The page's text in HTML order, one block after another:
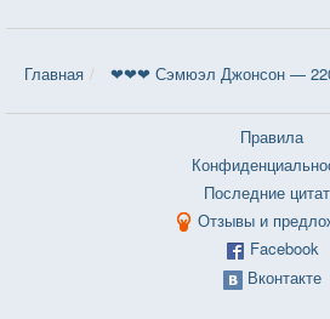
Главная ❤❤❤ Сэмюэл Джонсон —
Правила
Последние
Отзывы и
Facebook
Вконтакте